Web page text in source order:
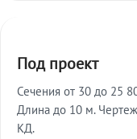
Под проект
Сечения от 30 до 25
Длина до 10 м.
КД.